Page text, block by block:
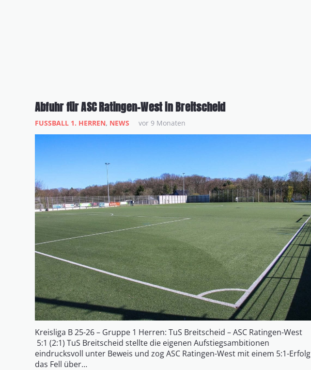
Abfuhr für ASC Ratingen-West in Breitscheid
FUSSBALL 1. HERREN , NEWS vor 9 Monaten
Kreisliga B 25-26 – Gruppe 1 Herren: TuS Breitscheid – ASC Ratingen-West
5:1 (2:1) TuS Breitscheid stellte die eigenen Aufstiegsambitionen
eindrucksvoll unter Beweis und zog ASC Ratingen-West mit einem 5:1-Erfolg
das Fell über…